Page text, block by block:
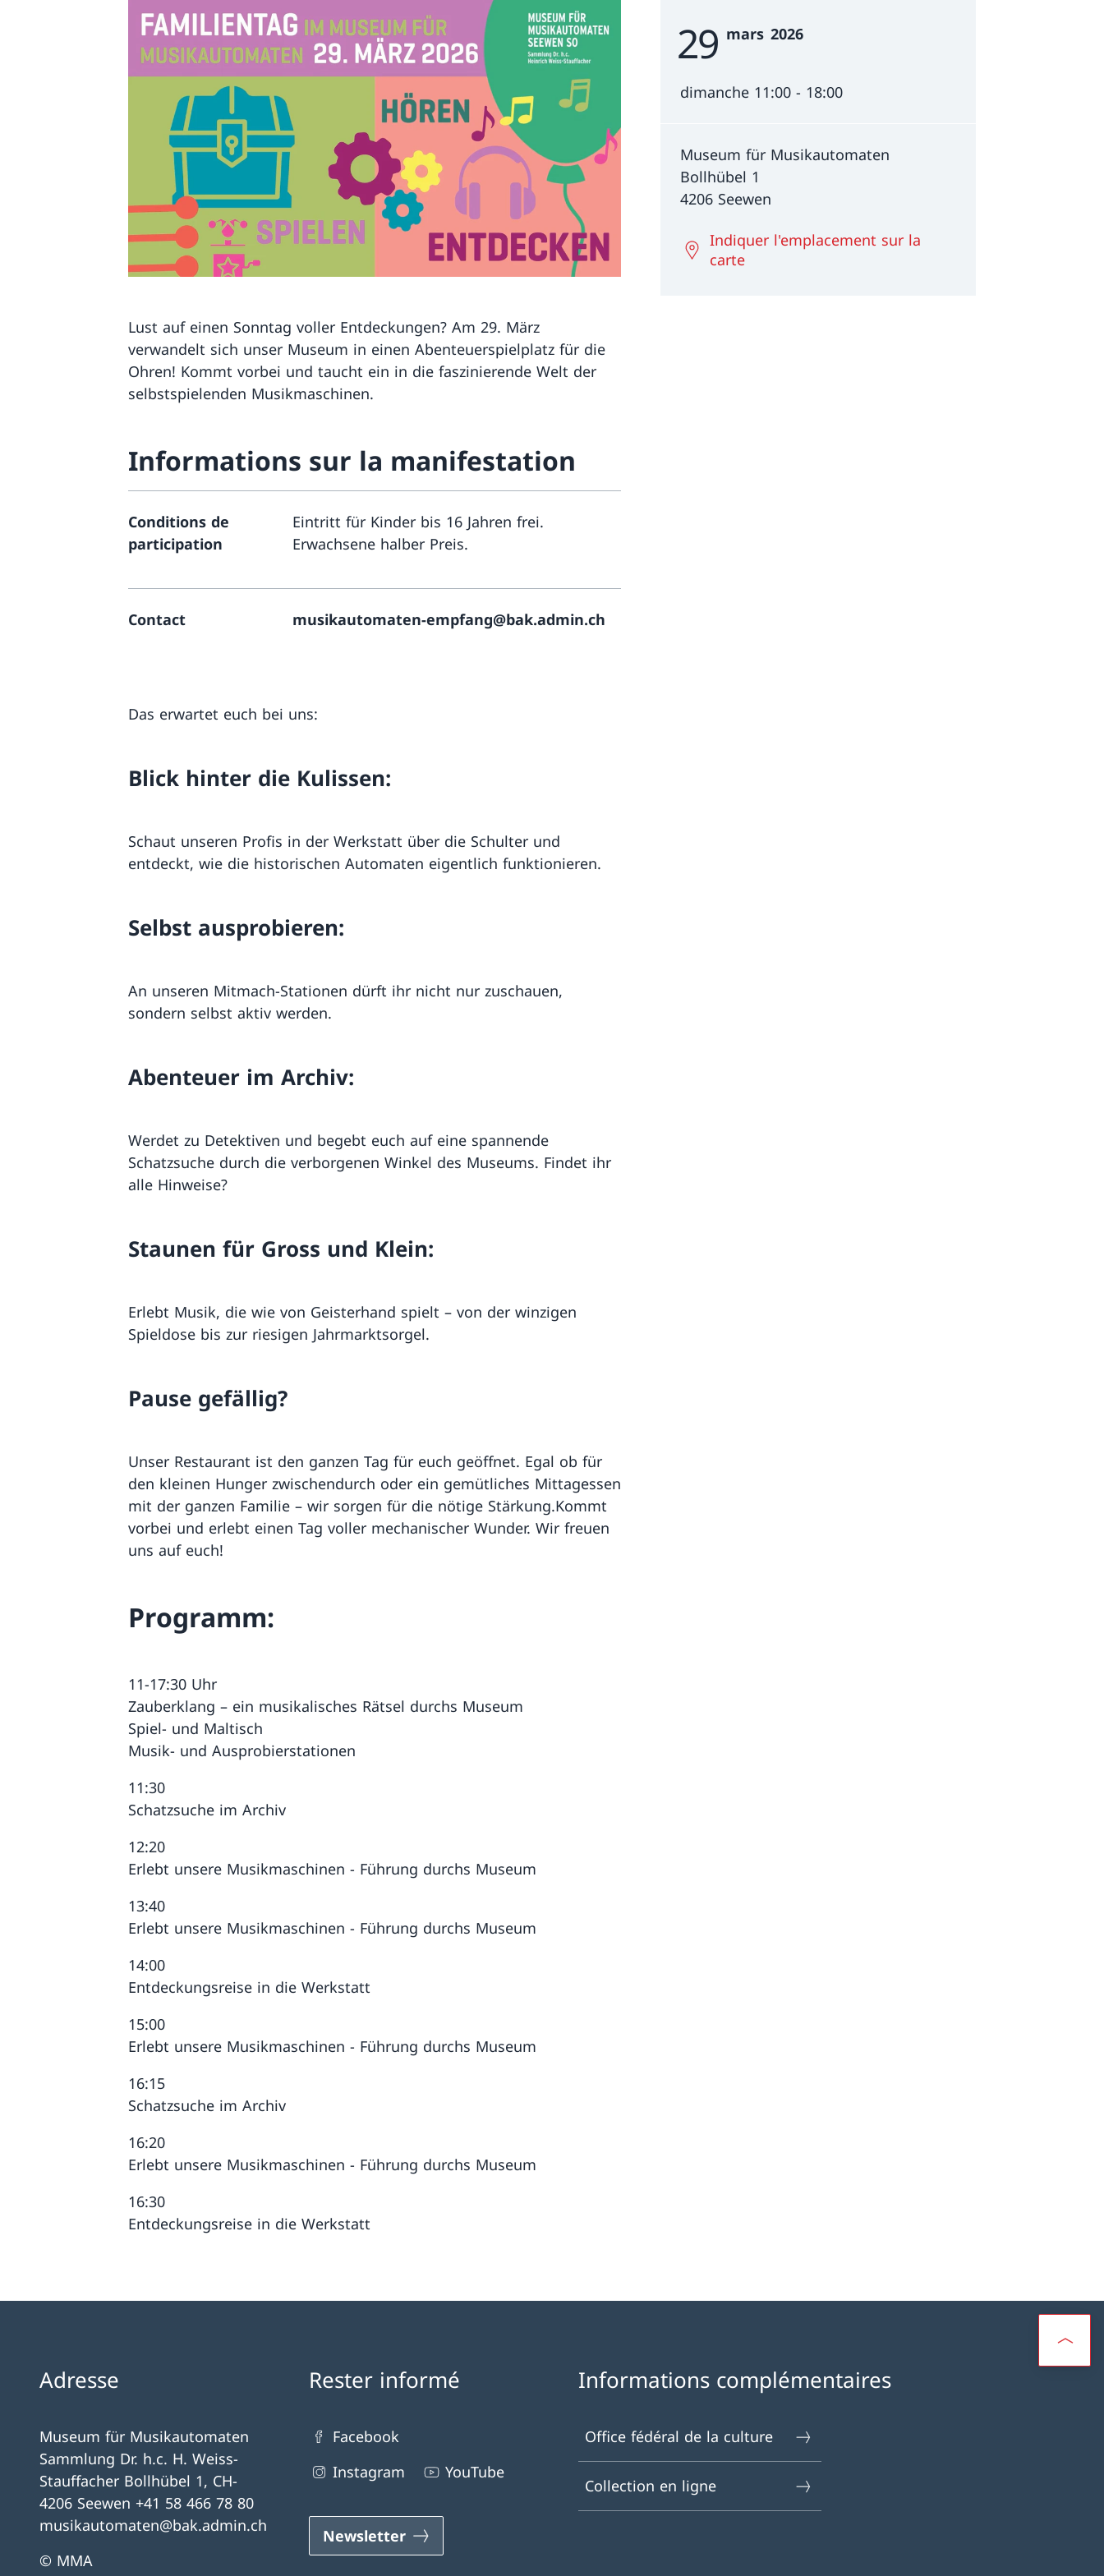
Lust auf einen Sonntag voller Entdeckungen? Am 29. März
verwandelt sich unser Museum in einen Abenteuerspielplatz für die
Ohren! Kommt vorbei und taucht ein in die faszinierende Welt der
selbstspielenden Musikmaschinen.
Informations sur la manifestation
Conditions de
participation
Eintritt für Kinder bis 16 Jahren frei.
Erwachsene halber Preis.
Contact musikautomaten-empfang@bak.admin.ch
Das erwartet euch bei uns:
Blick hinter die Kulissen:
Schaut unseren Profis in der Werkstatt über die Schulter und
entdeckt, wie die historischen Automaten eigentlich funktionieren.
Selbst ausprobieren:
An unseren Mitmach-Stationen dürft ihr nicht nur zuschauen,
sondern selbst aktiv werden.
Abenteuer im Archiv:
Werdet zu Detektiven und begebt euch auf eine spannende
Schatzsuche durch die verborgenen Winkel des Museums. Findet ihr
alle Hinweise?
Staunen für Gross und Klein:
Erlebt Musik, die wie von Geisterhand spielt – von der winzigen
Spieldose bis zur riesigen Jahrmarktsorgel.
Pause gefällig?
Unser Restaurant ist den ganzen Tag für euch geöffnet. Egal ob für
den kleinen Hunger zwischendurch oder ein gemütliches Mittagessen
mit der ganzen Familie – wir sorgen für die nötige Stärkung.Kommt
vorbei und erlebt einen Tag voller mechanischer Wunder. Wir freuen
uns auf euch!
Programm:
11-17:30 Uhr
Zauberklang – ein musikalisches Rätsel durchs Museum
Spiel- und Maltisch
Musik- und Ausprobierstationen
11:30
Schatzsuche im Archiv
12:20
Erlebt unsere Musikmaschinen - Führung durchs Museum
13:40
Erlebt unsere Musikmaschinen - Führung durchs Museum
14:00
Entdeckungsreise in die Werkstatt
15:00
Erlebt unsere Musikmaschinen - Führung durchs Museum
16:15
Schatzsuche im Archiv
16:20
Erlebt unsere Musikmaschinen - Führung durchs Museum
16:30
Entdeckungsreise in die Werkstatt
Event Date
29 mars 2026
dimanche 11:00 - 18:00
Museum für Musikautomaten
Bollhübel 1
4206 Seewen
Indiquer l'emplacement sur la
carte
Adresse
Museum für Musikautomaten
Sammlung Dr. h.c. H. Weiss-
Stauffacher Bollhübel 1, CH-
4206 Seewen +41 58 466 78 80
musikautomaten@bak.admin.ch
© MMA
Rester informé
Facebook
Instagram
YouTube
Newsletter
Informations complémentaires
Office fédéral de la culture
Collection en ligne